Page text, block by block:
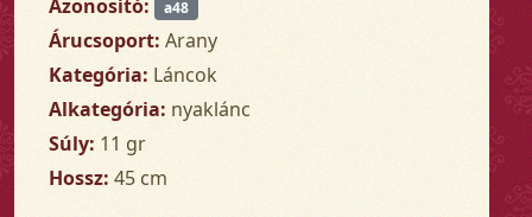
Azonosító: a48
Árucsoport: Arany
Kategória: Láncok
Alkategória: nyaklánc
Súly: 11 gr
Hossz: 45 cm